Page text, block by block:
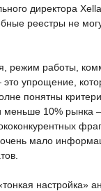
директора
реестры не
режим работы,
упрощение,
понятны
меньше 10% рынка
мало
настройка»